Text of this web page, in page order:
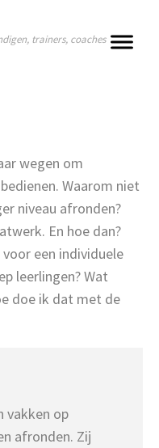
trainers, coaches
wegen om
Waarom niet
niveau afronden?
En hoe dan?
een individuele
leerlingen? Wat
doe ik dat met de
vakken op
afronden. Zij